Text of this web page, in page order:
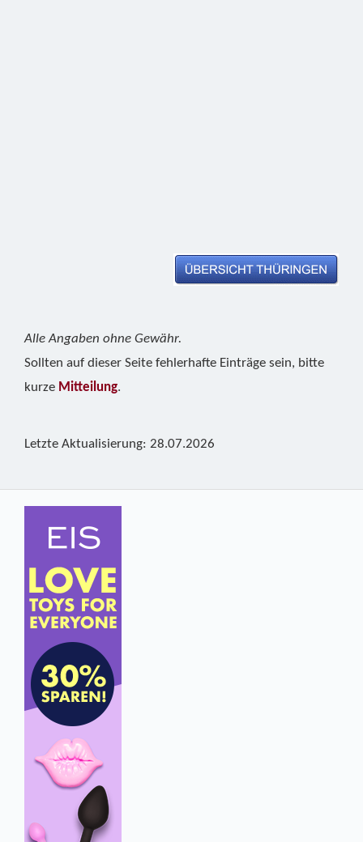
Alle Angaben ohne Gewähr.
Sollten auf dieser Seite fehlerhafte Einträge sein, bitte
kurze Mitteilung.
Letzte Aktualisierung: 28.07.2026